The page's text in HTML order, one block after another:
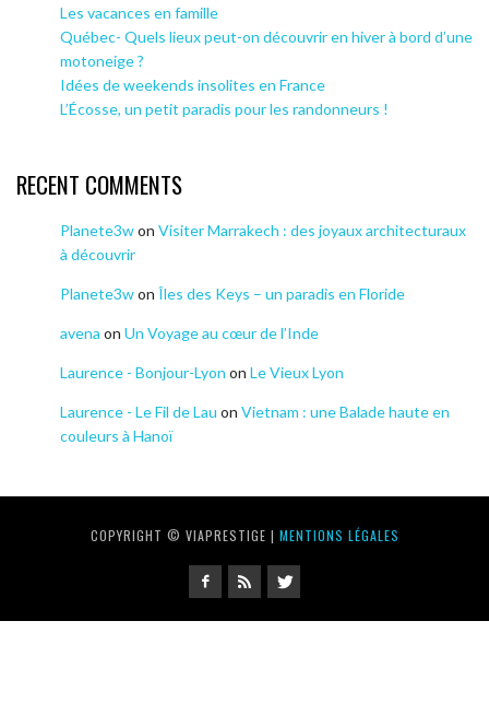
Les vacances en famille
Québec- Quels lieux peut-on découvrir en hiver à bord d’une
motoneige ?
Idées de weekends insolites en France
L’Écosse, un petit paradis pour les randonneurs !
RECENT COMMENTS
Planete3won Visiter Marrakech : des joyaux architecturaux
à découvrir
Planete3won Îles des Keys – un paradis en Floride
avena on Un Voyage au cœur de l’Inde
Laurence - Bonjour-Lyon on Le Vieux Lyon
Laurence - Le Fil de Lau on Vietnam : une Balade haute en
couleurs à Hanoï
COPYRIGHT © VIAPRESTIGE | MENTIONS LÉGALES